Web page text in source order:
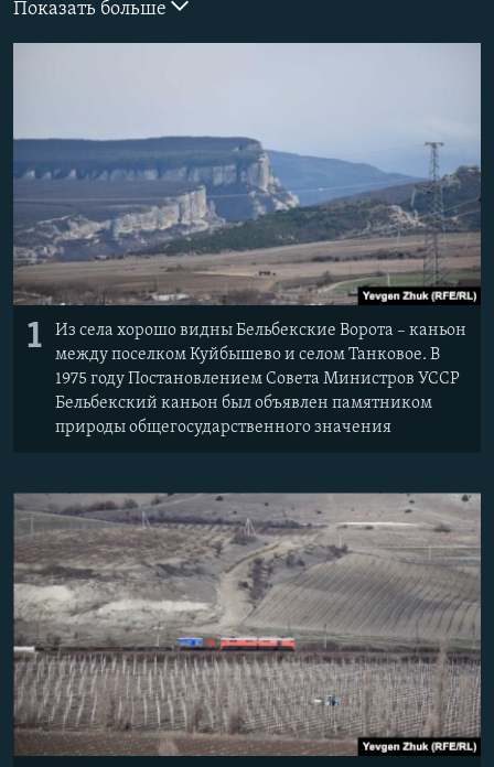
УКРАИНСКАЯ ПРОБЛЕМА КРЫМА
ПРИСОЕДИНЯЙТЕСЬ!
Все сайты RFE/RL
Показать больше
1
Из села хорошо видны Бельбекские Ворота – каньон
между поселком Куйбышево и селом Танковое. В
1975 году Постановлением Совета Министров УССР
Бельбекский каньон был объявлен памятником
природы общегосударственного значения